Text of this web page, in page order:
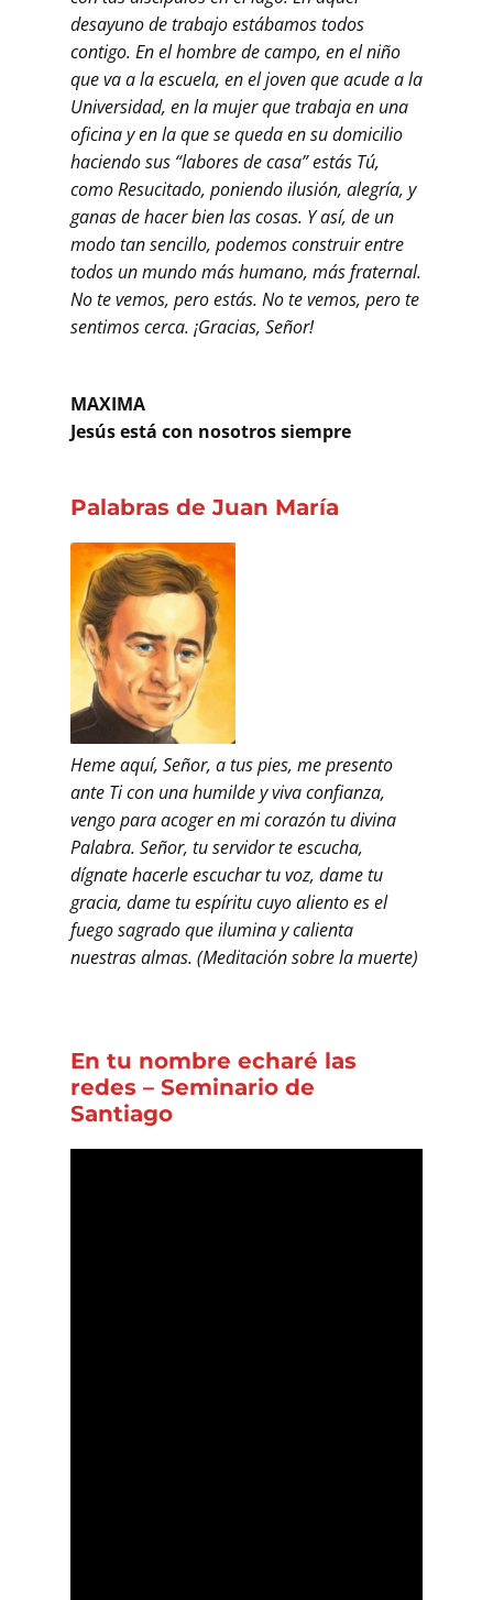
desayuno de trabajo estábamos todos
contigo. En el hombre de campo, en el niño
que va a la escuela, en el joven que acude a la
Universidad, en la mujer que trabaja en una
oficina y en la que se queda en su domicilio
haciendo sus “labores de casa” estás Tú,
como Resucitado, poniendo ilusión, alegría, y
ganas de hacer bien las cosas. Y así, de un
modo tan sencillo, podemos construir entre
todos un mundo más humano, más fraternal.
No te vemos, pero estás. No te vemos, pero te
sentimos cerca. ¡Gracias, Señor!
MAXIMA
Jesús está con nosotros siempre
Palabras de Juan María
Heme aquí, Señor, a tus pies, me presento
ante Ti con una humilde y viva confianza,
vengo para acoger en mi corazón tu divina
Palabra. Señor, tu servidor te escucha,
dígnate hacerle escuchar tu voz, dame tu
gracia, dame tu espíritu cuyo aliento es el
fuego sagrado que ilumina y calienta
nuestras almas. (Meditación sobre la muerte)
En tu nombre echaré las
redes – Seminario de
Santiago